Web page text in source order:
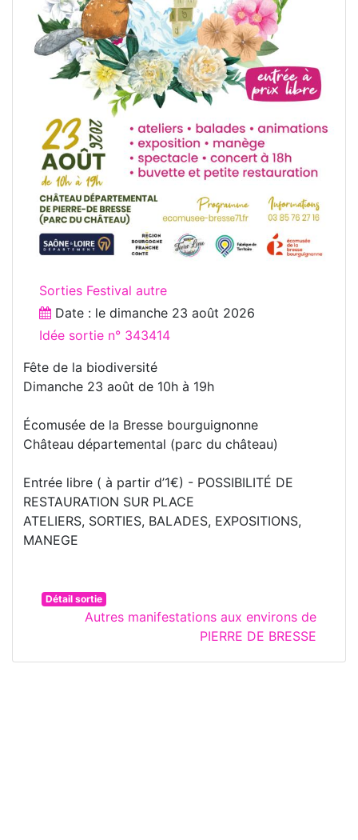
Sorties Festival autre
Date : le dimanche 23 août 2026
Idée sortie n° 343414
Fête de la biodiversité
Dimanche 23 août de 10h à 19h
Écomusée de la Bresse bourguignonne
Château départemental (parc du château)
Entrée libre ( à partir d’1€) - POSSIBILITÉ DE
RESTAURATION SUR PLACE
ATELIERS, SORTIES, BALADES, EXPOSITIONS,
MANEGE
Détail sortie
Autres manifestations aux environs de
PIERRE DE BRESSE